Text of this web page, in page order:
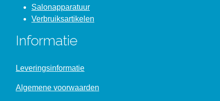
Salonapparatuur
Verbruiksartikelen
Informatie
Leveringsinformatie
Algemene voorwaarden